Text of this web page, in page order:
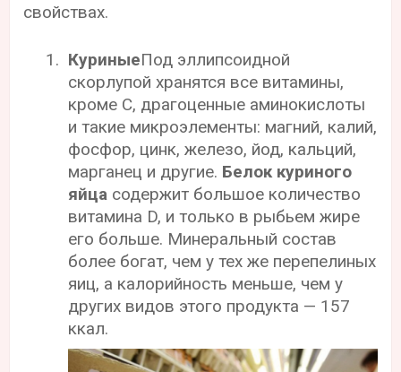
свойствах.
КуриныеПод эллипсоидной
скорлупой хранятся все витамины,
кроме С, драгоценные аминокислоты
и такие микроэлементы: магний, калий,
фосфор, цинк, железо, йод, кальций,
марганец и другие. Белок куриного
яйца содержит большое количество
витамина D, и только в рыбьем жире
его больше. Минеральный состав
более богат, чем у тех же перепелиных
яиц, а калорийность меньше, чем у
других видов этого продукта — 157
ккал.